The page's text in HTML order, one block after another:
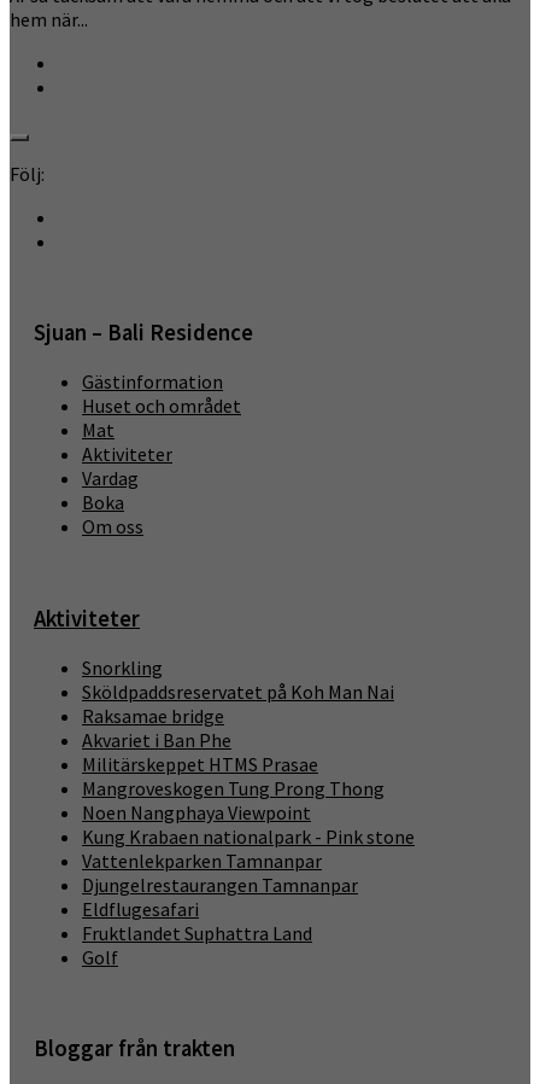
hem när...
Följ:
Sjuan – Bali Residence
Gästinformation
Huset och området
Mat
Aktiviteter
Vardag
Boka
Om oss
Aktiviteter
Snorkling
Sköldpaddsreservatet på Koh Man Nai
Raksamae bridge
Akvariet i Ban Phe
Militärskeppet HTMS Prasae
Mangroveskogen Tung Prong Thong
Noen Nangphaya Viewpoint
Kung Krabaen nationalpark - Pink stone
Vattenlekparken Tamnanpar
Djungelrestaurangen Tamnanpar
Eldflugesafari
Fruktlandet Suphattra Land
Golf
Bloggar från trakten